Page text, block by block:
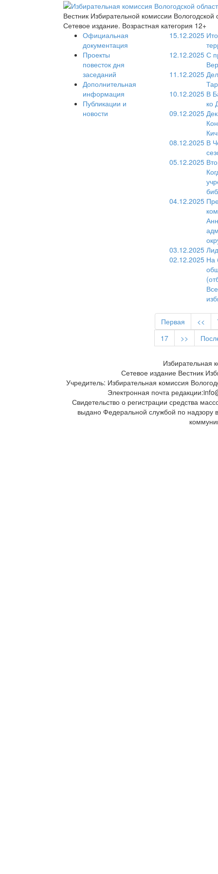
Вестник Избирательной комиссии Вологодской
Сетевое издание. Возрастная категория 12+
Официальная
документация
Проекты
повесток дня
заседаний
Дополнительная
информация
Публикации и
новости
15.12.2025
12.12.2025 С
11.12.2025
10.12.2025 В
ко
09.12.2025
08.12.2025 В
05.12.2025
04.12.2025
03.12.2025
02.12.2025 На
Первая <<
17
>>
Избирательная
Сетевое издание Вестник
Учредитель: Избирательная комиссия
Электронная почта
Свидетельство о регистрации средства
выдано Федеральной службой по